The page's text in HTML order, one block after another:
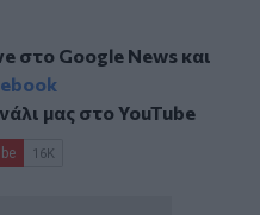
στο Google Newsκαι
μας στοYouTube